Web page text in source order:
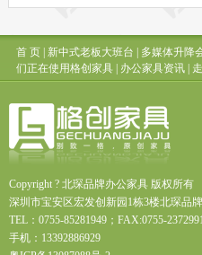
首 页| 新中式老板大班台 | 多媒体升降
们正在使用格创家具| 办公家具资讯|
Copyright ? 北琛品牌办公家具 版权所有
深圳市宝安区宏发创新园1栋3楼北琛品
TEL：0755-85281949；FAX:0755-
手机：13392886929